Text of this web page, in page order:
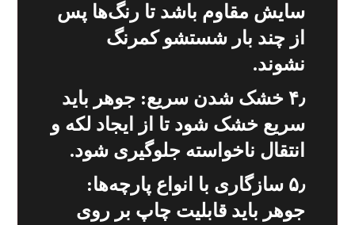
سایش مقاوم باشد تا رنگ‌ها پس
از چند بار شستشو کمرنگ
نشوند.
۴٫ خشک شدن سریع: جوهر باید
سریع خشک شود تا از ایجاد لکه و
انتقال ناخواسته جلوگیری شود.
۵٫ سازگاری با انواع پارچه‌ها:
جوهر باید قابلیت چاپ بر روی